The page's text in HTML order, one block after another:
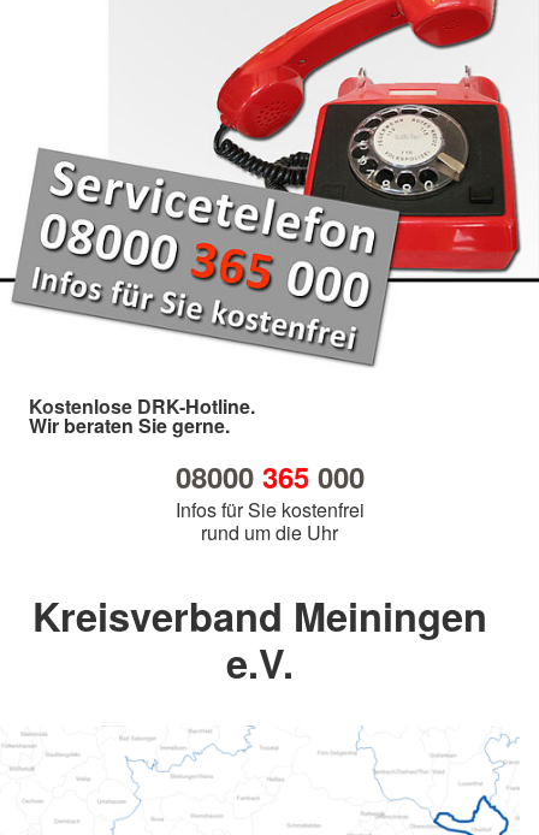
Kostenlose DRK-Hotline.
Wir beraten Sie gerne.
08000 365000
Infos für Sie kostenfrei
rund um die Uhr
Kreisverband Meiningen
e.V.